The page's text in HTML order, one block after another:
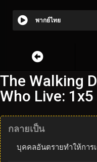
พากย์ไทย
The Walking
Who Live: 1x5
กลายเป็น
บุคคลอันตรายทำให้การ